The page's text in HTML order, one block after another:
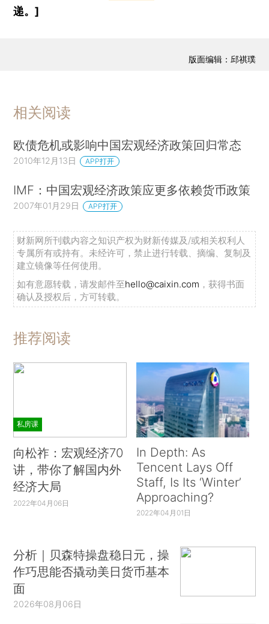
递。]
版面编辑：邱祺璞
相关阅读
欧债危机或影响中国宏观经济政策回归常态
2010年12月13日 APP打开
IMF：中国宏观经济政策应更多依赖货币政策
2007年01月29日 APP打开
财新网所刊载内容之知识产权为财新传媒及/或相关权利人
专属所有或持有。未经许可，禁止进行转载、摘编、复制及
建立镜像等任何使用。
如有意愿转载，请发邮件至hello@caixin.com ，获得书面
确认及授权后，方可转载。
推荐阅读
私房课
向松祚：宏观经济70
讲，带你了解国内外
经济大局
2022年04月06日
In Depth: As
Tencent Lays Off
Staff, Is Its ‘Winter’
Approaching?
2022年04月01日
分析｜贝森特操盘稳日元，操
作巧思能否撬动美日货币基本
面
2026年08月06日